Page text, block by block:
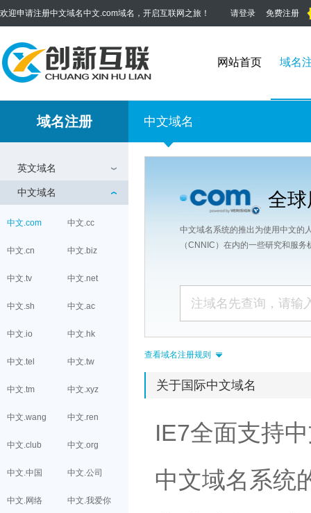
欢迎申请注册中文域名中文.com域名，开启互联网之旅！ 请登录 免费注册
网站首页 域名
域名注册 中文域名
英文域名
中文域名
中文.com 中文.cc
中文.cn 中文.biz
中文.tv 中文.net
中文.sh 中文.ac
中文.io 中文.hk
中文.tel 中文.tw
中文.tm 中文.xyz
中文.wang 中文.ren
中文.club 中文.org
中文.中国 中文.公司
中文.网络 中文.我爱你
全
中文域名系统的推出为使用中文的
（CNNIC）在内的一些研究和服
查看域名注册规则
关于国际中文域名
IE7全面支持
中文域名系统